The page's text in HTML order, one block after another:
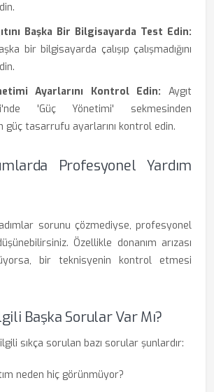
Başka Bir Bilgisayarda Test Edin:
bir bilgisayarda çalışıp çalışmadığını
Ayarlarını Kontrol Edin: Aygıt
'Güç Yönetimi' sekmesinden
güç tasarrufu ayarlarını kontrol edin.
Profesyonel Yardım
sorunu çözmediyse, profesyonel
Özellikle donanım arızası
bir teknisyenin kontrol etmesi
Başka Sorular Var Mı?
sıkça sorulan bazı sorular şunlardır:
neden hiç görünmüyor?